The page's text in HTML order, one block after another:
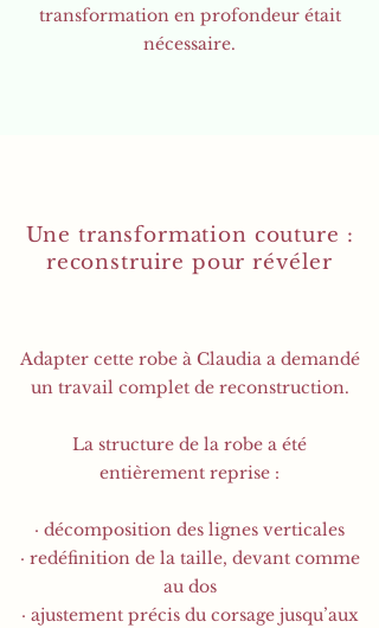
transformation en profondeur était
nécessaire.
Une transformation couture :
reconstruire pour révéler
Adapter cette robe à Claudia a demandé
un travail complet de reconstruction.
La structure de la robe a été
entièrement reprise :
· décomposition des lignes verticales
· redéfinition de la taille, devant comme
au dos
· ajustement précis du corsage jusqu’aux